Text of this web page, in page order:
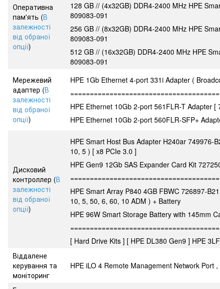
Оперативна
пам'ять (В
залежності
від обраної
опції)
128 GB // (4x32GB) DDR4-2400 MHz HPE
809083-091
256 GB // (8x32GB) DDR4-2400 MHz HPE
809083-091
512 GB // (16x32GB) DDR4-2400 MHz HPE
809083-091
Мережевий
адаптер (В
залежності
від обраної
опції)
HPE 1Gb Ethernet 4-port 331i Adapter (
HPE Ethernet 10Gb 2-port 561FLR-T Adapter
HPE Ethernet 10Gb 2-port 560FLR-SFP+
Дисковий
контроллер (В
залежності
від обраної
опції)
HPE Smart Host Bus Adapter H240ar 749976-
10, 5 ) [ x8 PCIe 3.0 ]
HPE Gen9 12Gb SAS Expander Card Kit
HPE Smart Array P840 4GB FBWC 726897-
10, 5, 50, 6, 60, 10 ADM ) + Battery
HPE 96W Smart Storage Battery with 145mm
[ Hard Drive Kits ] [ HPE DL380 Gen9 ] HPE
Віддалене
керування та
моніторинг
HPE iLO 4 Remote Management Network Port